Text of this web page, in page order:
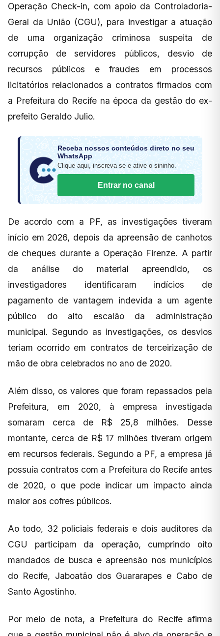
Operação Check-in, com apoio da Controladoria-
Geral da União (CGU), para investigar a atuação
de uma organização criminosa suspeita de
corrupção de servidores públicos, desvio de
recursos públicos e fraudes em processos
licitatórios relacionados a contratos firmados com
a Prefeitura do Recife na época da gestão do ex-
prefeito Geraldo Julio.
Receba nossos conteúdos direto no seu
WhatsApp
Clique aqui, inscreva-se e ative o sininho.
Entrar no canal
De acordo com a PF, as investigações tiveram
início em 2026, depois da apreensão de canhotos
de cheques durante a Operação Firenze. A partir
da análise do material apreendido, os
investigadores identificaram indícios de
pagamento de vantagem indevida a um agente
público do alto escalão da administração
municipal. Segundo as investigações, os desvios
teriam ocorrido em contratos de terceirização de
mão de obra celebrados no ano de 2020.
Além disso, os valores que foram repassados pela
Prefeitura, em 2020, à empresa investigada
somaram cerca de R$ 25,8 milhões. Desse
montante, cerca de R$ 17 milhões tiveram origem
em recursos federais. Segundo a PF, a empresa já
possuía contratos com a Prefeitura do Recife antes
de 2020, o que pode indicar um impacto ainda
maior aos cofres públicos.
Ao todo, 32 policiais federais e dois auditores da
CGU participam da operação, cumprindo oito
mandados de busca e apreensão nos municípios
do Recife, Jaboatão dos Guararapes e Cabo de
Santo Agostinho.
Por meio de nota, a Prefeitura do Recife afirma